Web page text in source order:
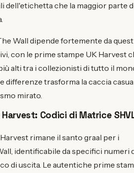
dell'etichetta che la maggior parte
Wall dipende fortemente da
con le prime stampe UK Harvest
alti tra i collezionisti di tutto il
differenze trasforma la caccia
mirato.
Codici di Matrice
rimane il santo graal per i
identificabile da specifici numeri
di uscita. Le autentiche prime